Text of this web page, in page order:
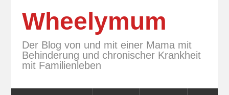
Wheelymum
Der Blog von und mit einer Mama mit
Behinderung und chronischer Krankheit
mit Familienleben